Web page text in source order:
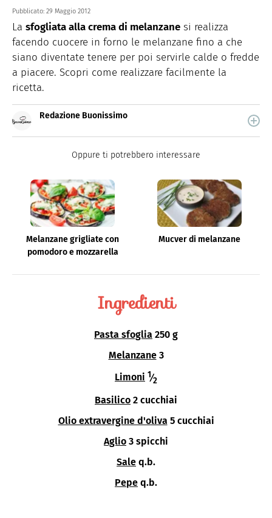
Pubblicato: 29 Maggio 2012
La sfogliata alla crema di melanzane si realizza
facendo cuocere in forno le melanzane fino a che
siano diventate tenere per poi servirle calde o fredde
a piacere. Scopri come realizzare facilmente la
ricetta.
Redazione Buonissimo
quale trovi idee veloci, facili e spiegate passo passo.
Oppure ti potrebbero interessare
Melanzane grigliate con
pomodoro e mozzarella
Mucver di melanzane
Ingredienti
Pasta sfoglia 250 g
Melanzane 3
Limoni 1⁄2
Basilico 2 cucchiai
Olio extravergine d'oliva 5 cucchiai
Aglio 3 spicchi
Sale q.b.
Pepe q.b.